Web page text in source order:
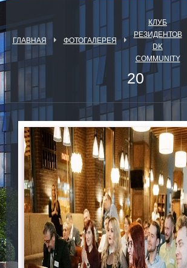
ГЛАВНАЯ ФОТОГАЛЕРЕЯ
КЛУБ
РЕЗИДЕНТОВ
DK
COMMUNITY
20